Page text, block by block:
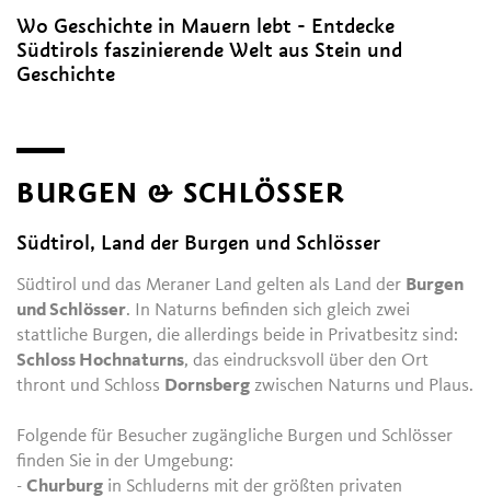
Wo Geschichte in Mauern lebt - Entdecke
Südtirols faszinierende Welt aus Stein und
Geschichte
BURGEN & SCHLÖSSER
Südtirol, Land der Burgen und Schlösser
Südtirol und das Meraner Land gelten als Land der Burgen
und Schlösser. In Naturns befinden sich gleich zwei
stattliche Burgen, die allerdings beide in Privatbesitz sind:
Schloss Hochnaturns, das eindrucksvoll über den Ort
thront und Schloss Dornsberg zwischen Naturns und Plaus.
Folgende für Besucher zugängliche Burgen und Schlösser
finden Sie in der Umgebung:
-Churburg in Schluderns mit der größten privaten